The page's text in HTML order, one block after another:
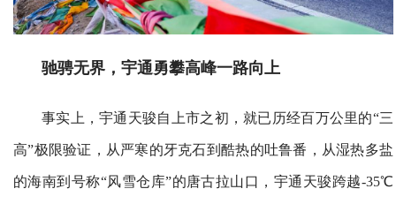
驰骋无界， 宇通勇攀高峰一路向上
事实上，宇通天骏自上市之初，就已历经百万公里的“三
高”极限验证，从严寒的牙克石到酷热的吐鲁番，从湿热多盐
的海南到号称“风雪仓库”的唐古拉山口，宇通天骏跨越-35℃